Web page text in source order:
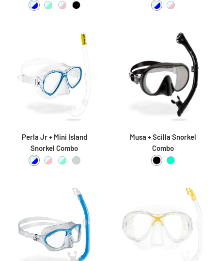
Clear / Blue
Clear / Aquamarine
Clear / Pink
Black / Black
Clear / Blue
Clear / Pink
Perla Jr + Mini Island
Snorkel Combo
Clear / Blue
Clear / Pink
Clear / Aquamarine
Assorted
Musa + Scilla Snorkel
Combo
BlackAqua Green